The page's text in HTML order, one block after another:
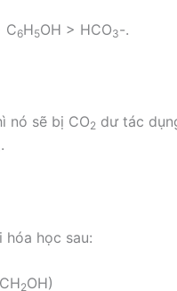
C6H5OH > HCO3-.
nó sẽ bị CO2 dư tác
.
hóa học sau:
CH2OH)